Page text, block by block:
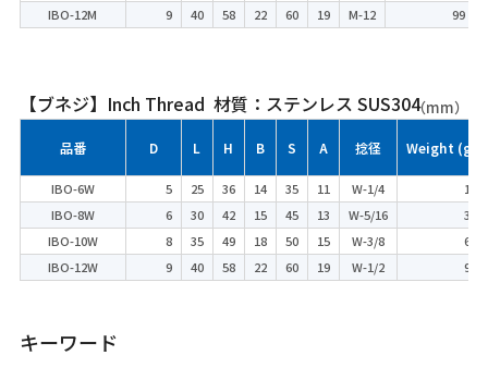
IBO-12M
9 40 58 22 60 19 M-12 99
【ブネジ】Inch Thread 材質：ステンレス SUS304（mm）
品番 D L H B S A 捻径 Weight (g)
IBO-6W 5 25 36 14 35 11 W-1/4
18
IBO-8W
6 30 42 15 45 13 W-5/16
31
IBO-10W
8 35 49 18 50 15 W-3/8
65
IBO-12W
9 40 58 22 60 19 W-1/2 99
キーワード